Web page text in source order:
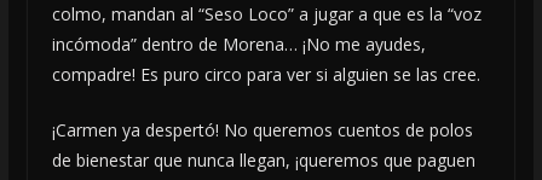
colmo, mandan al “Seso Loco” a jugar a que es la “voz
incómoda” dentro de Morena… ¡No me ayudes,
compadre! Es puro circo para ver si alguien se las cree.
​¡Carmen ya despertó! No queremos cuentos de polos
de bienestar que nunca llegan, ¡queremos que paguen